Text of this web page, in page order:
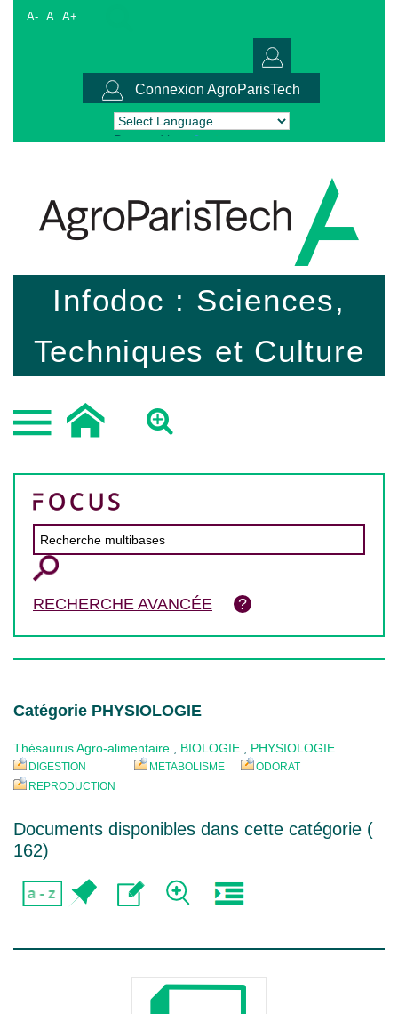
A- A A+
Connexion AgroParisTech
Powered by Translate
Infodoc : Sciences,
Techniques et Culture
RECHERCHE AVANCÉE
Catégorie PHYSIOLOGIE
Thésaurus Agro-alimentaire BIOLOGIE PHYSIOLOGIE
DIGESTION METABOLISME
ODORAT
REPRODUCTION
Documents disponibles dans cette catégorie (
162)